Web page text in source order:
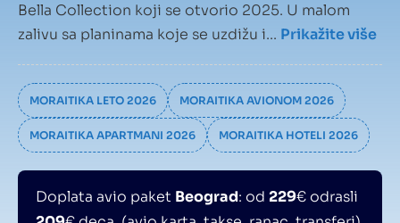
Bella Collection koji se otvorio 2025. U malom
zalivu sa planinama koje se uzdižu i... Prikažite više
MORAITIKA LETO 2026 MORAITIKA AVIONOM 2026
MORAITIKA APARTMANI 2026 MORAITIKA HOTELI 2026
Doplata avio paket Beograd: od 229€ odrasli